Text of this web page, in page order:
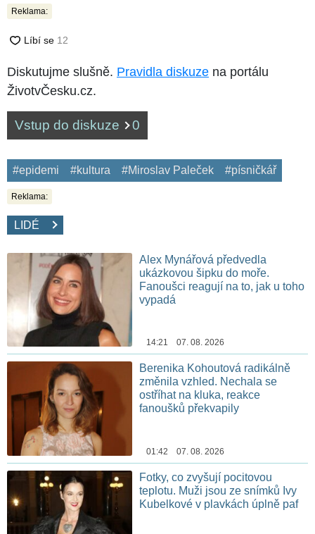
Reklama:
Diskutujme slušně. Pravidla diskuze na portálu
ŽivotvČesku.cz.
Vstup do diskuze 0
#epidemi #kultura #Miroslav Paleček #písničkář
Reklama:
LIDÉ
Alex Mynářová předvedla
ukázkovou šipku do moře.
Fanoušci reagují na to, jak u toho
vypadá
14:21 07. 08. 2026
Berenika Kohoutová radikálně
změnila vzhled. Nechala se
ostříhat na kluka, reakce
fanoušků překvapily
01:42 07. 08. 2026
Fotky, co zvyšují pocitovou
teplotu. Muži jsou ze snímků Ivy
Kubelkové v plavkách úplně paf